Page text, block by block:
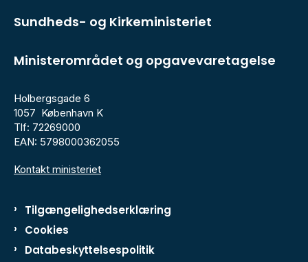
Sundheds- og Kirkeministeriet
Ministerområdet og opgavevaretagelse
Holbergsgade 6
1057 København K
Tlf: 72269000
EAN: 5798000362055
Kontakt ministeriet
Tilgængelighedserklæring
Cookies
Databeskyttelsespolitik